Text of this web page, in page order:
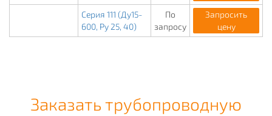
Серия 111 (Ду15-
600, Ру 25, 40)
По
запросу
Запросить
цену
Заказать трубопроводную